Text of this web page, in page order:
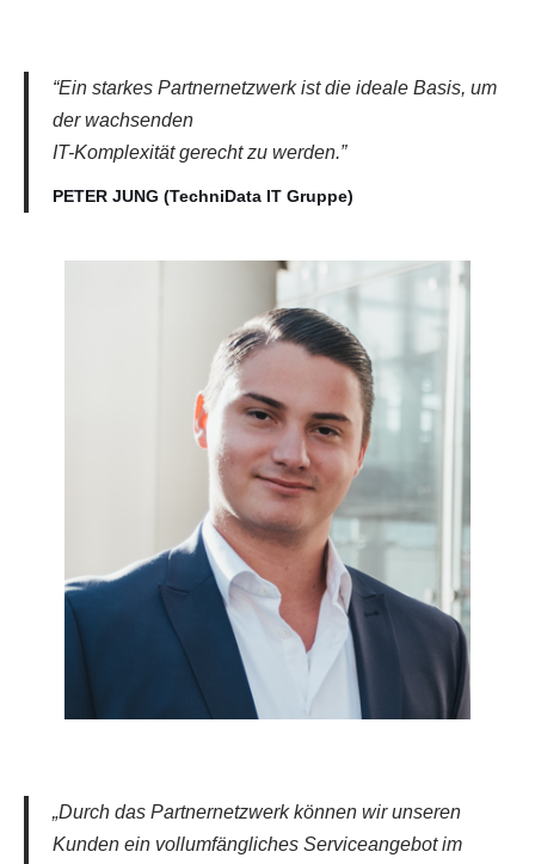
“Ein starkes Partnernetzwerk ist die ideale Basis, um
der wachsenden
IT-Komplexität gerecht zu werden.”
PETER JUNG (TechniData IT Gruppe)
„Durch das Partnernetzwerk können wir unseren
Kunden ein vollumfängliches Serviceangebot im